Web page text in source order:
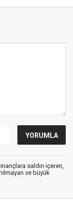
saldırı içeren,
ve büyük